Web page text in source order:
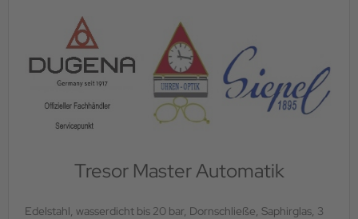
Tresor Master Automatik
Edelstahl, wasserdicht bis 20 bar, Dornschließe, Saphirglas, 3